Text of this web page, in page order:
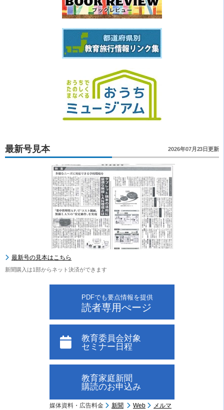
最新号見本 2026年07月23日更新
最新号の見本はこちら
新聞購入は1部からネット決済ができます
PDFでも要点情報を提供
読者専用ぺージ
教育委員会対象
セミナー日程
教育家庭新聞
購読のお申込み
媒体資料・広告料金 新聞 Web
メルマ